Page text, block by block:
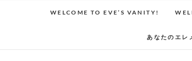
WELCOME TO EVE’S VANITY!
あなたのエレ